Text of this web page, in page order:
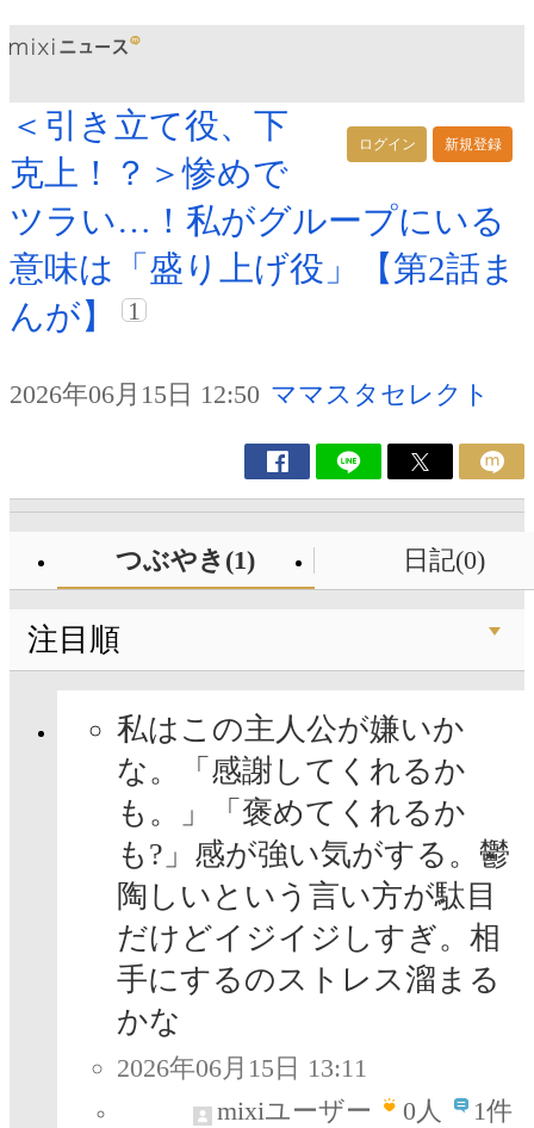
ログイン 新規登録
＜引き立て役、下
克上！？＞惨めで
ツラい…！私がグループにいる
意味は「盛り上げ役」【第2話ま
んが】
1
2026年06月15日 12:50 ママスタセレクト
つぶやき(1) 日記(0)
注目順
私はこの主人公が嫌いか
な。「感謝してくれるか
も。」「褒めてくれるか
も?」感が強い気がする。鬱
陶しいという言い方が駄目
だけどイジイジしすぎ。相
手にするのストレス溜まる
かな
2026年06月15日 13:11
mixiユーザー
0人 1件